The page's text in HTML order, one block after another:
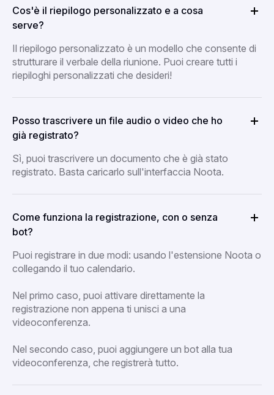
Cos'è il riepilogo personalizzato e a cosa
serve?
Il riepilogo personalizzato è un modello che consente di
strutturare il verbale della riunione. Puoi creare tutti i
riepiloghi personalizzati che desideri!
Posso trascrivere un file audio o video che ho
già registrato?
Sì, puoi trascrivere un documento che è già stato
registrato. Basta caricarlo sull'interfaccia Noota.
Come funziona la registrazione, con o senza
bot?
Puoi registrare in due modi: usando l'estensione Noota o
collegando il tuo calendario.
Nel primo caso, puoi attivare direttamente la
registrazione non appena ti unisci a una
videoconferenza.
Nel secondo caso, puoi aggiungere un bot alla tua
videoconferenza, che registrerà tutto.